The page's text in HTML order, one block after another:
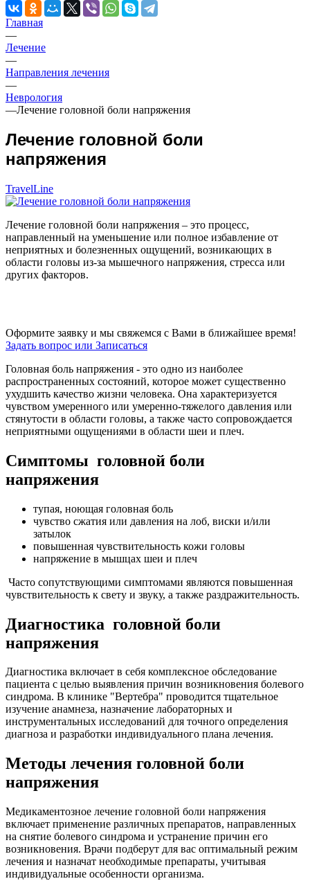
Главная
—
Лечение
—
Направления лечения
—
Неврология
—Лечение головной боли напряжения
Лечение головной боли
напряжения
TravelLine
Лечение головной боли напряжения – это процесс,
направленный на уменьшение или полное избавление от
неприятных и болезненных ощущений, возникающих в
области головы из-за мышечного напряжения, стресса или
других факторов.
Оформите заявку и мы свяжемся с Вами в ближайшее время!
Задать вопрос или Записаться
Головная боль напряжения - это одно из наиболее
распространенных состояний, которое может существенно
ухудшить качество жизни человека. Она характеризуется
чувством умеренного или умеренно-тяжелого давления или
стянутости в области головы, а также часто сопровождается
неприятными ощущениями в области шеи и плеч.
Симптомы головной боли
напряжения
тупая, ноющая головная боль
чувство сжатия или давления на лоб, виски и/или
затылок
повышенная чувствительность кожи головы
напряжение в мышцах шеи и плеч
Часто сопутствующими симптомами являются повышенная
чувствительность к свету и звуку, а также раздражительность.
Диагностика головной боли
напряжения
Диагностика включает в себя комплексное обследование
пациента с целью выявления причин возникновения болевого
синдрома. В клинике "Вертебра" проводится тщательное
изучение анамнеза, назначение лабораторных и
инструментальных исследований для точного определения
диагноза и разработки индивидуального плана лечения.
Методы лечения головной боли
напряжения
Медикаментозное лечение головной боли напряжения
включает применение различных препаратов, направленных
на снятие болевого синдрома и устранение причин его
возникновения. Врачи подберут для вас оптимальный режим
лечения и назначат необходимые препараты, учитывая
индивидуальные особенности организма.